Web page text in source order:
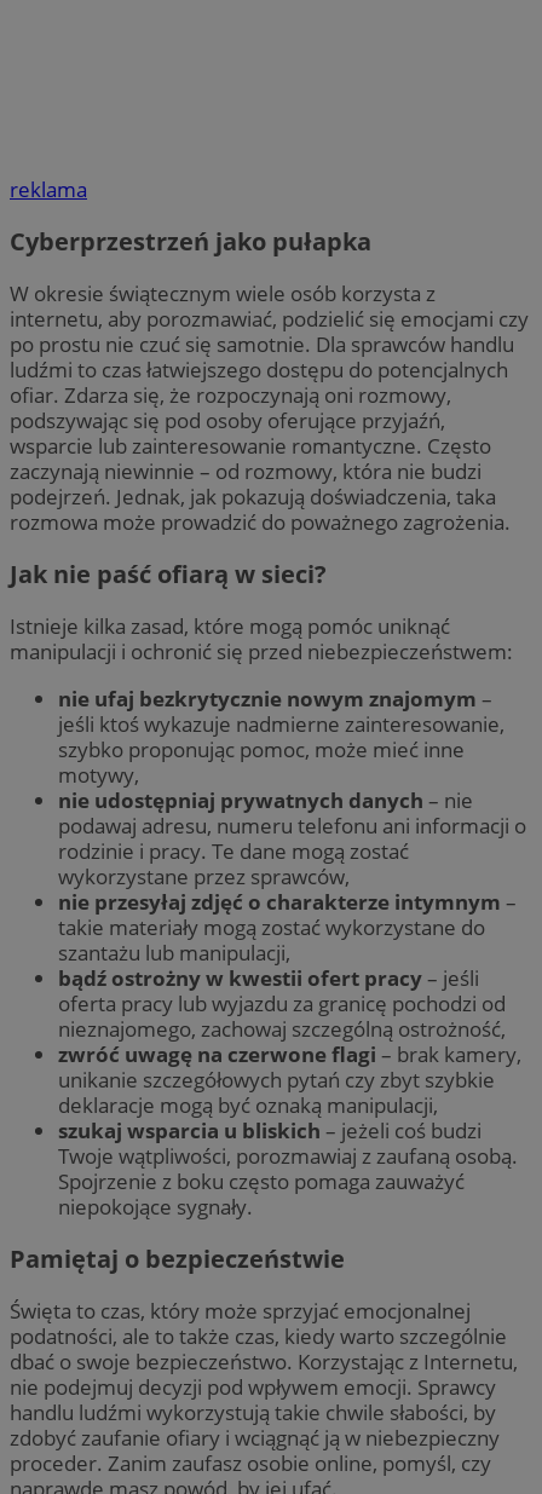
reklama
Cyberprzestrzeń jako pułapka
W okresie świątecznym wiele osób korzysta z
internetu, aby porozmawiać, podzielić się emocjami czy
po prostu nie czuć się samotnie. Dla sprawców handlu
ludźmi to czas łatwiejszego dostępu do potencjalnych
ofiar. Zdarza się, że rozpoczynają oni rozmowy,
podszywając się pod osoby oferujące przyjaźń,
wsparcie lub zainteresowanie romantyczne. Często
zaczynają niewinnie – od rozmowy, która nie budzi
podejrzeń. Jednak, jak pokazują doświadczenia, taka
rozmowa może prowadzić do poważnego zagrożenia.
Jak nie paść ofiarą w sieci?
Istnieje kilka zasad, które mogą pomóc uniknąć
manipulacji i ochronić się przed niebezpieczeństwem:
nie ufaj bezkrytycznie nowym znajomym –
jeśli ktoś wykazuje nadmierne zainteresowanie,
szybko proponując pomoc, może mieć inne
motywy,
nie udostępniaj prywatnych danych – nie
podawaj adresu, numeru telefonu ani informacji o
rodzinie i pracy. Te dane mogą zostać
wykorzystane przez sprawców,
nie przesyłaj zdjęć o charakterze intymnym –
takie materiały mogą zostać wykorzystane do
szantażu lub manipulacji,
bądź ostrożny w kwestii ofert pracy– jeśli
oferta pracy lub wyjazdu za granicę pochodzi od
nieznajomego, zachowaj szczególną ostrożność,
zwróć uwagę na czerwone flagi – brak kamery,
unikanie szczegółowych pytań czy zbyt szybkie
deklaracje mogą być oznaką manipulacji,
szukaj wsparcia u bliskich – jeżeli coś budzi
Twoje wątpliwości, porozmawiaj z zaufaną osobą.
Spojrzenie z boku często pomaga zauważyć
niepokojące sygnały.
Pamiętaj o bezpieczeństwie
Święta to czas, który może sprzyjać emocjonalnej
podatności, ale to także czas, kiedy warto szczególnie
dbać o swoje bezpieczeństwo. Korzystając z Internetu,
nie podejmuj decyzji pod wpływem emocji. Sprawcy
handlu ludźmi wykorzystują takie chwile słabości, by
zdobyć zaufanie ofiary i wciągnąć ją w niebezpieczny
proceder. Zanim zaufasz osobie online, pomyśl, czy
naprawdę masz powód, by jej ufać.